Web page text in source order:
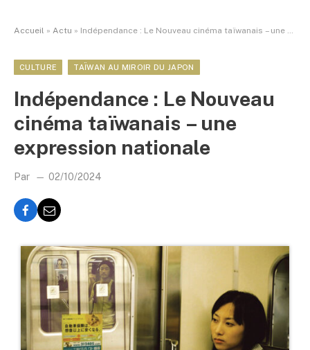
Accueil » Actu » Indépendance : Le Nouveau cinéma taïwanais – une expression nationale
CULTURE TAÏWAN AU MIROIR DU JAPON
Indépendance : Le Nouveau
cinéma taïwanais – une
expression nationale
Par 02/10/2024